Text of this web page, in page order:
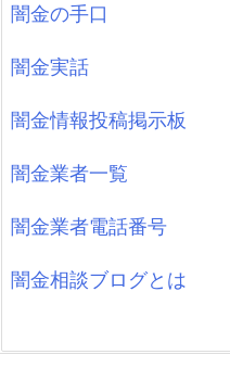
闇金の手口
闇金実話
闇金情報投稿掲示板
闇金業者一覧
闇金業者電話番号
闇金相談ブログとは